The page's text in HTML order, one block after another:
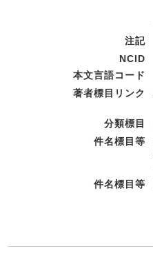
注記
NCID
本文言語コード
著者標目リンク
分類標目
件名標目等
件名標目等